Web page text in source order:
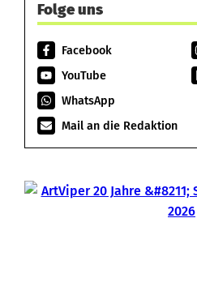
Folge uns
Facebook
YouTube
WhatsApp
Mail an die Redaktion